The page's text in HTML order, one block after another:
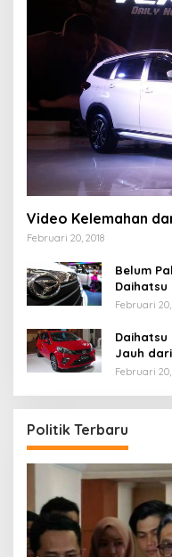
Video Kelemahan
Februari 20, 2018
Belum
Daihatsu
Februari 20,
Daihatsu
Jauh dari
Februari 20,
Politik Terbaru